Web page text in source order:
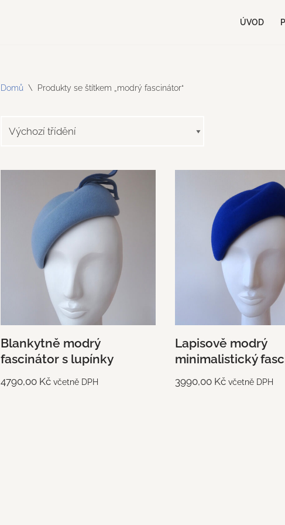
ÚVOD
Domů \ Produkty se štítkem „modrý fascinátor“
Blankytně modrý
fascinátor s lupínky
4790,00 Kč včetně DPH
Lapisově modrý
minimalistický
3990,00 Kč včetně DPH